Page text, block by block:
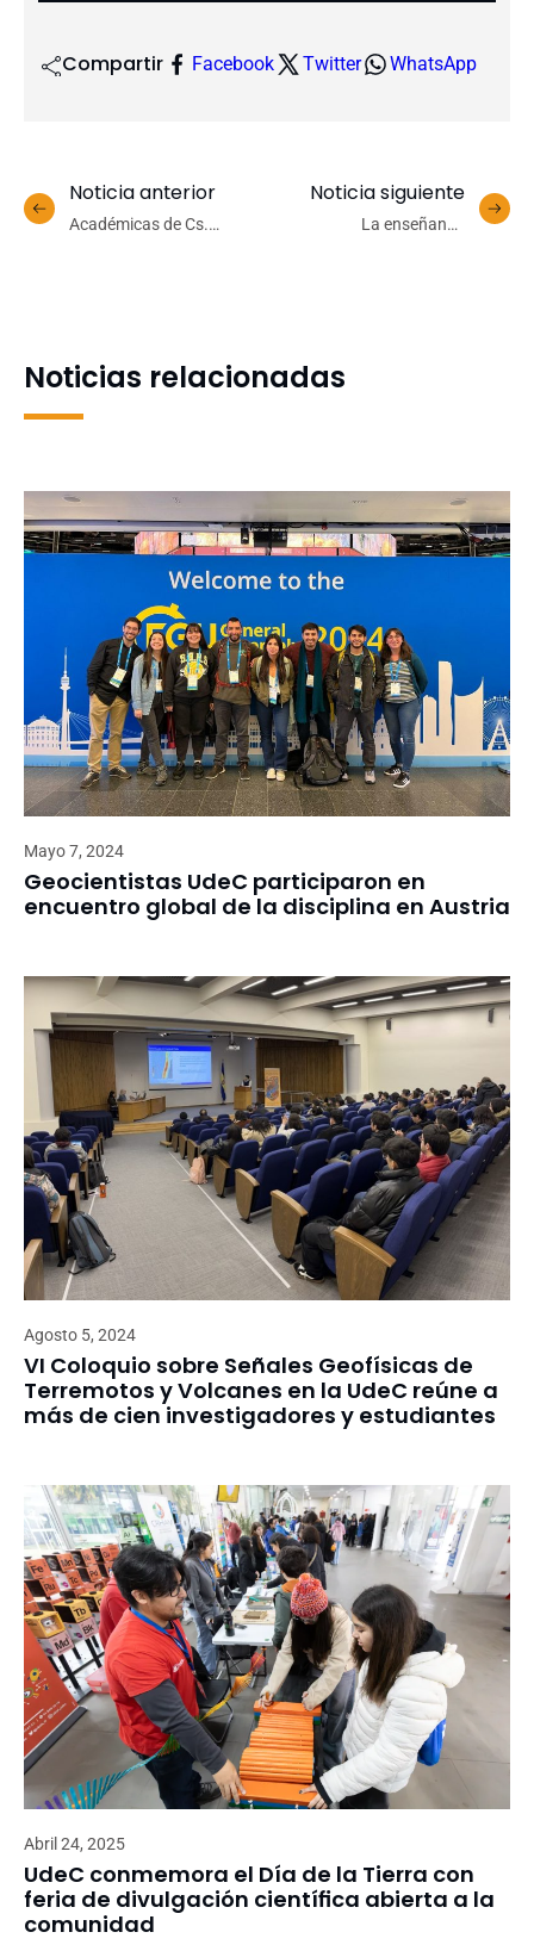
Compartir Facebook Twitter WhatsApp
Noticia anterior
Académicas de Cs.
Noticia siguiente
La enseñanza
Noticias relacionadas
Mayo 7, 2024
Geocientistas UdeC participaron en
encuentro global de la disciplina en Austria
Agosto 5, 2024
VI Coloquio sobre Señales Geofísicas de
Terremotos y Volcanes en la UdeC reúne a
más de cien investigadores y estudiantes
Abril 24, 2025
UdeC conmemora el Día de la Tierra con
feria de divulgación científica abierta a la
comunidad